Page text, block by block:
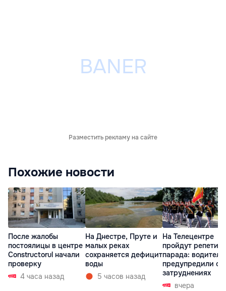
Разместить рекламу на сайте
Похожие новости
После жалобы
постоялицы в центре
Constructorul начали
проверку
4 часа назад
На Днестре, Пруте и
малых реках
сохраняется дефицит
воды
5 часов назад
На Телецентре
пройдут
парада:
предупредили о
затруднениях
вчера